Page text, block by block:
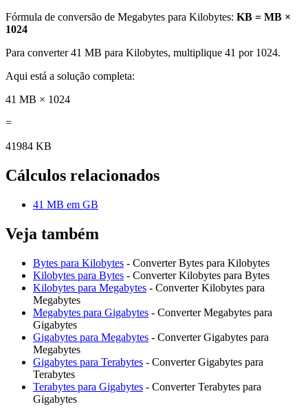
Fórmula de conversão de Megabytes para Kilobytes: KB = MB ×
1024
Para converter 41 MB para Kilobytes, multiplique 41 por 1024.
Aqui está a solução completa:
41 MB × 1024
=
41984 KB
Cálculos relacionados
41 MB em GB
Veja também
Bytes para Kilobytes - Converter Bytes para Kilobytes
Kilobytes para Bytes - Converter Kilobytes para Bytes
Kilobytes para Megabytes - Converter Kilobytes para
Megabytes
Megabytes para Gigabytes - Converter Megabytes para
Gigabytes
Gigabytes para Megabytes - Converter Gigabytes para
Megabytes
Gigabytes para Terabytes - Converter Gigabytes para
Terabytes
Terabytes para Gigabytes - Converter Terabytes para
Gigabytes